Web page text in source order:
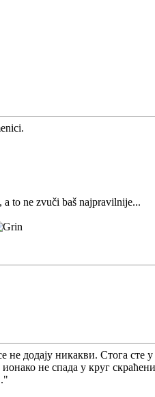
to ne zvuči baš najpravilnije...
додају никакви. Стога сте
не спада у круг